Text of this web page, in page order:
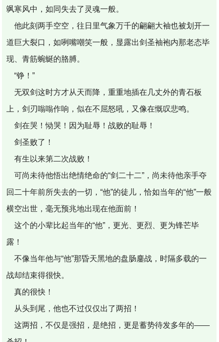
飒寒风中，如同失去了灵魂一般。
他此刻两手空空，往日里气象万千的翩翩大袖也被划开一
道巨大裂口，如咧嘴嘲笑一般，显露出剑圣袖袍内那老态毕
现、青筋蜿蜒的胳膊。
“铮！”
无双剑这时方才从天而降，重重地插在几丈外的青石板
上，剑刃嗡嗡作响，似在不屈怒吼，又像在慨叹悲鸣。
剑在哭！恸哭！因为耻辱！战败的耻辱！
剑圣败了！
有生以来第二次战败！
可尚未待他悟出绝情绝命的“剑二十二”，尚未待他亲手夺
回二十年前所失去的一切，“他”的徒儿，恰如当年的“他”一般
横空出世，毫无预兆地出现在他面前！
这个的小辈比起当年的“他”，更光、更烈、更为锋芒毕
露！
不像当年他与“他”那昏天黑地的盘肠鏖战，时隔多载的一
战却结束得很快。
真的很快！
从头到尾，他也不过仅仅出了两招！
这两招，不仅是强招，是绝招，更是蓄势待发多年的――